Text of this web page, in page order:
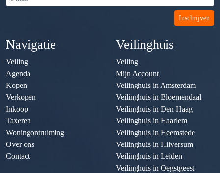
Inschrijven
Navigatie
Veiling
Agenda
Kopen
Verkopen
Inkoop
Taxeren
Woningontruiming
Over ons
Contact
Veilinghuis
Veiling
Mijn Account
Veilinghuis in Amsterdam
Veilinghuis in Bloemendaal
Veilinghuis in Den Haag
Veilinghuis in Haarlem
Veilinghuis in Heemstede
Veilinghuis in Hilversum
Veilinghuis in Leiden
Veilinghuis in Oegstgeest